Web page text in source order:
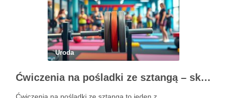
Uroda
Ćwiczenia na pośladki ze sztangą – skuteczne metody i techniki treningowe